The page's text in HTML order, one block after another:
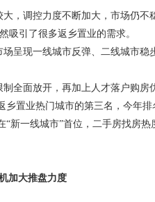
，调控力度不断加大，市场仍不
吸引了很多返乡置业的需求。
呈现一线城市反弹、二线城市稳
全面放开，再加上人才落户购房
置业热门城市的第三名，今年排
新一线城市”首位，二手房找房热
加大推盘力度